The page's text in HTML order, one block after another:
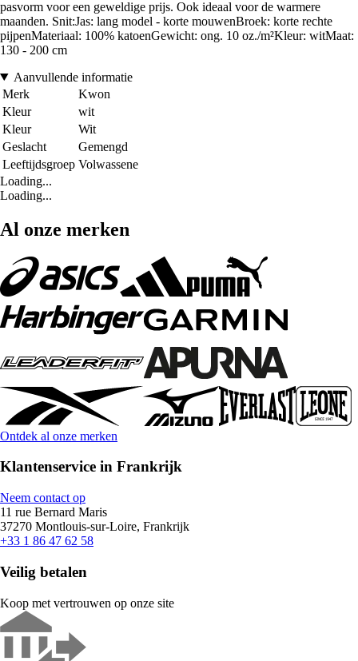
pasvorm voor een geweldige prijs. Ook ideaal voor de warmere
maanden. Snit:Jas: lang model - korte mouwenBroek: korte rechte
pijpenMateriaal: 100% katoenGewicht: ong. 10 oz./m²Kleur: witMaat:
130 - 200 cm
Aanvullende informatie
Merk
Kwon
Kleur
wit
Kleur
Wit
Geslacht
Gemengd
Leeftijdsgroep Volwassene
Loading...
Loading...
Al onze merken
Ontdek al onze merken
Klantenservice in Frankrijk
Neem contact op
11 rue Bernard Maris
37270 Montlouis-sur-Loire, Frankrijk
+33 1 86 47 62 58
Veilig betalen
Koop met vertrouwen op onze site